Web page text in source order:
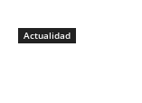
Actualidad